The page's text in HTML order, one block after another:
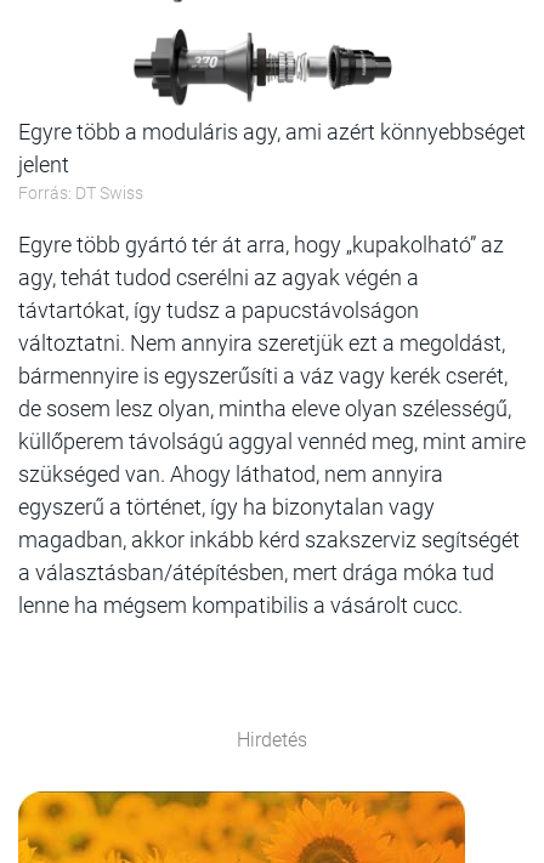
Egyre több a moduláris agy, ami azért könnyebbséget
jelent
Forrás: DT Swiss
Egyre több gyártó tér át arra, hogy „kupakolható” az
agy, tehát tudod cserélni az agyak végén a
távtartókat, így tudsz a papucstávolságon
változtatni. Nem annyira szeretjük ezt a megoldást,
bármennyire is egyszerűsíti a váz vagy kerék cserét,
de sosem lesz olyan, mintha eleve olyan szélességű,
küllőperem távolságú aggyal vennéd meg, mint amire
szükséged van. Ahogy láthatod, nem annyira
egyszerű a történet, így ha bizonytalan vagy
magadban, akkor inkább kérd szakszerviz segítségét
a választásban/átépítésben, mert drága móka tud
lenne ha mégsem kompatibilis a vásárolt cucc.
Hirdetés